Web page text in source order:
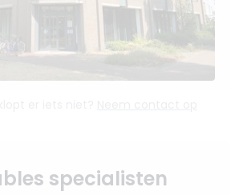
specialisten